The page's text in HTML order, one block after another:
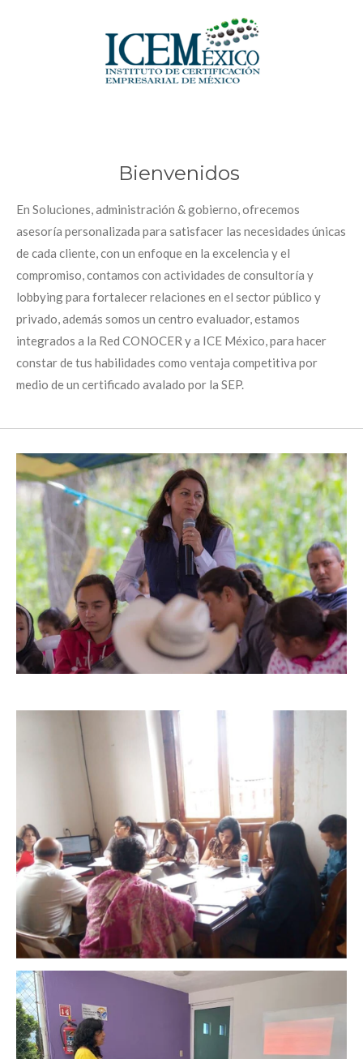
Bienvenidos
En Soluciones, administración & gobierno, ofrecemos
asesoría personalizada para satisfacer las necesidades únicas
de cada cliente, con un enfoque en la excelencia y el
compromiso, contamos con actividades de consultoría y
lobbying para fortalecer relaciones en el sector público y
privado, además somos un centro evaluador, estamos
integrados a la Red CONOCER y a ICE México, para hacer
constar de tus habilidades como ventaja competitiva por
medio de un certificado avalado por la SEP.